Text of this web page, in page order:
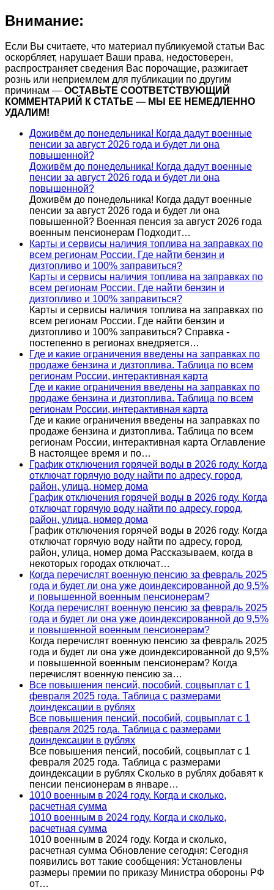
Внимание:
Если Вы считаете, что материал публикуемой статьи Вас
оскорбляет, нарушает Ваши права, недостоверен,
распространяет сведения Вас порочащие, разжигает
рознь или неприемлем для публикации по другим
причинам — ОСТАВЬТЕ СООТВЕТСТВУЮЩИЙ
КОММЕНТАРИЙ К СТАТЬЕ — МЫ ЕЕ НЕМЕДЛЕННО
УДАЛИМ!
Доживём до понедельника! Когда дадут военные
пенсии за август 2026 года и будет ли она
повышенной?
Доживём до понедельника! Когда дадут военные
пенсии за август 2026 года и будет ли она
повышенной?
Доживём до понедельника! Когда дадут военные
пенсии за август 2026 года и будет ли она
повышенной? Военная пенсия за август 2026 года
военным пенсионерам Подходит…
Карты и сервисы наличия топлива на заправках по
всем регионам России. Где найти бензин и
дизтопливо и 100% заправиться?
Карты и сервисы наличия топлива на заправках по
всем регионам России. Где найти бензин и
дизтопливо и 100% заправиться?
Карты и сервисы наличия топлива на заправках по
всем регионам России. Где найти бензин и
дизтопливо и 100% заправиться? Справка -
постепенно в регионах внедряется…
Где и какие ограничения введены на заправках по
продаже бензина и дизтоплива. Таблица по всем
регионам России, интерактивная карта
Где и какие ограничения введены на заправках по
продаже бензина и дизтоплива. Таблица по всем
регионам России, интерактивная карта
Где и какие ограничения введены на заправках по
продаже бензина и дизтоплива. Таблица по всем
регионам России, интерактивная карта Оглавление
В настоящее время и по…
График отключения горячей воды в 2026 году. Когда
отключат горячую воду найти по адресу, город,
район, улица, номер дома
График отключения горячей воды в 2026 году. Когда
отключат горячую воду найти по адресу, город,
район, улица, номер дома
График отключения горячей воды в 2026 году. Когда
отключат горячую воду найти по адресу, город,
район, улица, номер дома Рассказываем, когда в
некоторых городах отключат…
Когда перечислят военную пенсию за февраль 2025
года и будет ли она уже доиндексированной до 9,5%
и повышенной военным пенсионерам?
Когда перечислят военную пенсию за февраль 2025
года и будет ли она уже доиндексированной до 9,5%
и повышенной военным пенсионерам?
Когда перечислят военную пенсию за февраль 2025
года и будет ли она уже доиндексированной до 9,5%
и повышенной военным пенсионерам? Когда
перечислят военную пенсию за…
Все повышения пенсий, пособий, соцвыплат с 1
февраля 2025 года. Таблица с размерами
доиндексации в рублях
Все повышения пенсий, пособий, соцвыплат с 1
февраля 2025 года. Таблица с размерами
доиндексации в рублях
Все повышения пенсий, пособий, соцвыплат с 1
февраля 2025 года. Таблица с размерами
доиндексации в рублях Сколько в рублях добавят к
пенсии пенсионерам в январе…
1010 военным в 2024 году. Когда и сколько,
расчетная сумма
1010 военным в 2024 году. Когда и сколько,
расчетная сумма
1010 военным в 2024 году. Когда и сколько,
расчетная сумма Обновление сегодня: Сегодня
появились вот такие сообщения: Установлены
размеры премии по приказу Министра обороны РФ
от…